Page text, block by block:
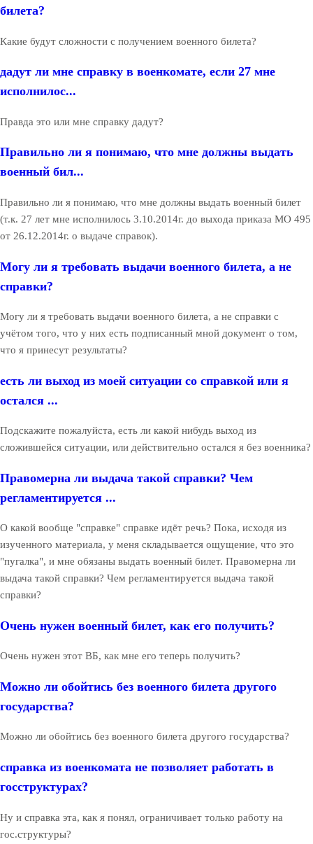
билета?
Какие будут сложности с получением военного билета?
дадут ли мне справку в военкомате, если 27 мне
исполнилос...
Правда это или мне справку дадут?
Правильно ли я понимаю, что мне должны выдать
военный бил...
Правильно ли я понимаю, что мне должны выдать военный билет
(т.к. 27 лет мне исполнилось 3.10.2014г. до выхода приказа МО 495
от 26.12.2014г. о выдаче справок).
Могу ли я требовать выдачи военного билета, а не
справки?
Могу ли я требовать выдачи военного билета, а не справки с
учётом того, что у них есть подписанный мной документ о том,
что я принесут результаты?
есть ли выход из моей ситуации со справкой или я
остался ...
Подскажите пожалуйста, есть ли какой нибудь выход из
сложившейся ситуации, или действительно остался я без военника?
Правомерна ли выдача такой справки? Чем
регламентируется ...
О какой вообще "справке" справке идёт речь? Пока, исходя из
изученного материала, у меня складывается ощущение, что это
"пугалка", и мне обязаны выдать военный билет. Правомерна ли
выдача такой справки? Чем регламентируется выдача такой
справки?
Очень нужен военный билет, как его получить?
Очень нужен этот ВБ, как мне его теперь получить?
Можно ли обойтись без военного билета другого
государства?
Можно ли обойтись без военного билета другого государства?
справка из военкомата не позволяет работать в
госструктурах?
Ну и справка эта, как я понял, ограничивает только работу на
гос.структуры?